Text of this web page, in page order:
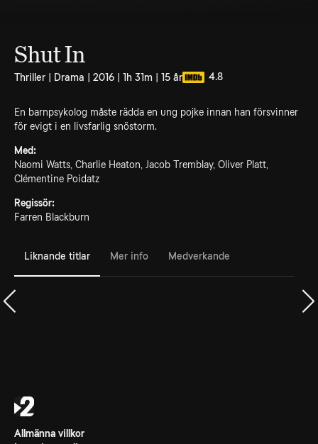
Shut In
Thriller | Drama | 2016 | 1h 31m | 15 år 4.8
En barnpsykolog måste rädda en ung pojke innan han försvinner
för evigt i en livsfarlig snöstorm.
Med:
Naomi Watts, Charlie Heaton, Jacob Tremblay, Oliver Platt,
Clémentine Poidatz
Regissör:
Farren Blackburn
Liknande titlar Mer info Medverkande
Allmänna villkor